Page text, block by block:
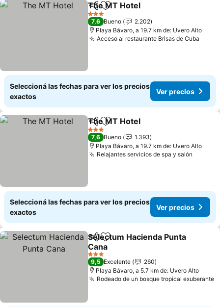
CompartirAñadir a favoritos
The MT Hotel
3 Estrellas
7,6 Bueno
2.202
Playa Bávaro, a 19.7 km de: Uvero Alto
Acceso al restaurante Brisas de Cuba
Seleccioná las fechas para ver los precios
exactos
Ver precios
CompartirAñadir a favoritos
The MT Hotel
3 Estrellas
7,6 Bueno
1.393
Playa Bávaro, a 19.7 km de: Uvero Alto
Relajantes servicios de spa y salón
Seleccioná las fechas para ver los precios
exactos
Ver precios
CompartirAñadir a favoritos
Selectum Hacienda Punta
Cana
Ver precios
3 Estrellas
9,5 Excelente
260
Playa Bávaro, a 5.7 km de: Uvero Alto
Rodeado de un bosque tropical exuberante